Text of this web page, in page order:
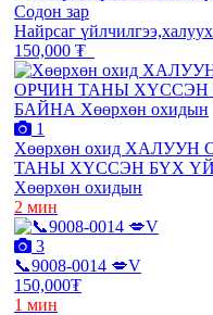
Содон зар
Найрсаг
150,000 ₮
1
Хөөрхөн охид
ТАНЫ ХҮССЭН БҮХ
Хөөрхөн охидын
2 мин
3
📞9008-0014 💋V
150,000₮
1 мин